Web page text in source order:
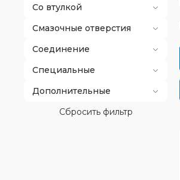
Со втулкой
Смазочные отверстия
Соединение
Специальные
Дополнительные
Сбросить фильтр